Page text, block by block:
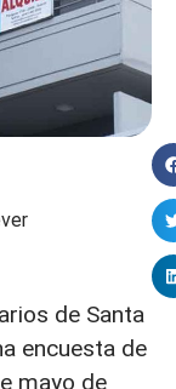
de Santa
encuesta de
mayo de